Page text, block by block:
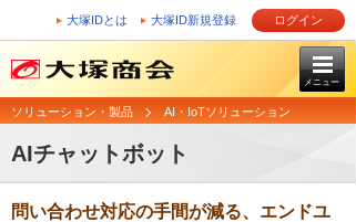
大塚IDとは 大塚ID新規登録 ログイン
メニュー
ソリューション・製品 AI・IoTソリューション
AIチャットボット
問い合わせ対応の手間が減る、エンドユ